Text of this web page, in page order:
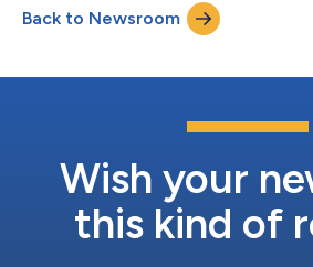
a través del cual la empresa se convirtió
Back to Newsroom
Wish your
this kind of